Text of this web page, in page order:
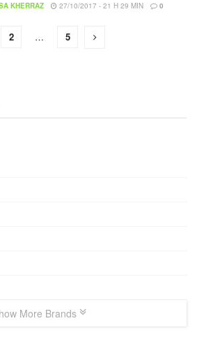
KHERRAZ 27/10/2017 - 21 H 29 MIN 0
2 … 5
More Brands